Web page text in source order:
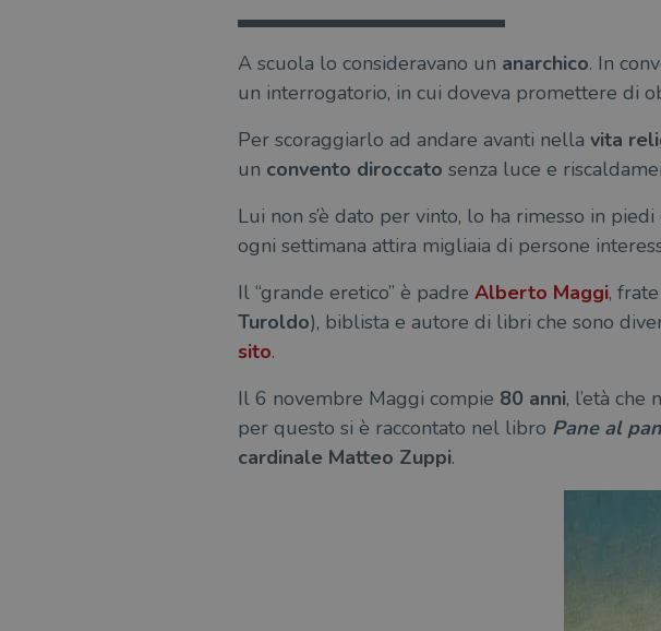
A scuola lo consideravano un anarchico. In
un interrogatorio, in cui doveva promettere di
Per scoraggiarlo ad andare avanti nella vita
un convento diroccato senza luce e
Lui non s’è dato per vinto, lo ha rimesso in
ogni settimana attira migliaia di persone
Il “grande eretico” è padre Alberto Maggi,
Turoldo), biblista e autore di libri che sono
sito.
Il 6 novembre Maggi compie 80 anni, l’età che
per questo si è raccontato nel libro Pane al
cardinale Matteo Zuppi.